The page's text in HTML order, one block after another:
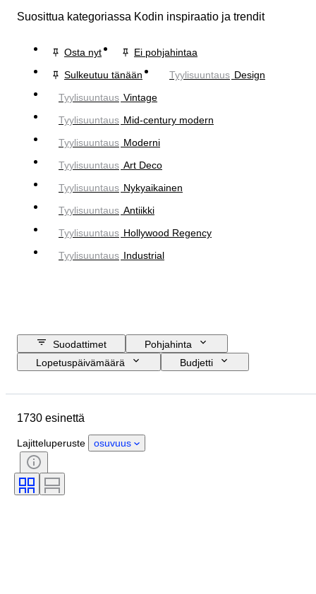
Suosittua kategoriassa Kodin inspiraatio ja trendit
Osta nyt
Ei pohjahintaa
Sulkeutuu tänään
Tyylisuuntaus Design
Tyylisuuntaus Vintage
Tyylisuuntaus Mid-century modern
Tyylisuuntaus Moderni
Tyylisuuntaus Art Deco
Tyylisuuntaus Nykyaikainen
Tyylisuuntaus Antiikki
Tyylisuuntaus Hollywood Regency
Tyylisuuntaus Industrial
Suodattimet
Pohjahinta
Lopetuspäivämäärä
Budjetti
Materiaali
Sertifiointi
Tyylisuuntaus
Allekirjoitus
Aikakausi
1730 esinettä
Lajitteluperuste osuvuus